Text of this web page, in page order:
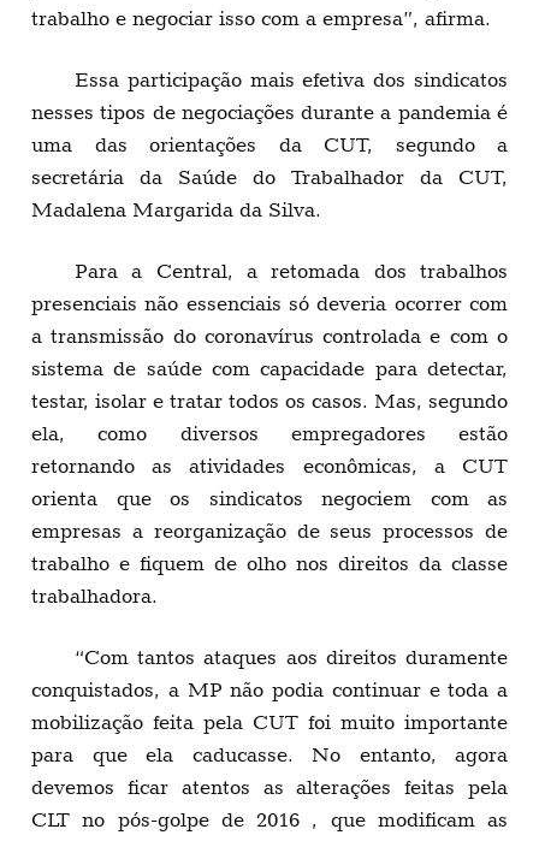
trabalho e negociar isso com a empresa”, afirma.
Essa participação mais efetiva dos sindicatos
nesses tipos de negociações durante a pandemia é
uma das orientações da CUT, segundo a
secretária da Saúde do Trabalhador da CUT,
Madalena Margarida da Silva.
Para a Central, a retomada dos trabalhos
presenciais não essenciais só deveria ocorrer com
a transmissão do coronavírus controlada e com o
sistema de saúde com capacidade para detectar,
testar, isolar e tratar todos os casos. Mas, segundo
ela, como diversos empregadores estão
retornando as atividades econômicas, a CUT
orienta que os sindicatos negociem com as
empresas a reorganização de seus processos de
trabalho e fiquem de olho nos direitos da classe
trabalhadora.
“Com tantos ataques aos direitos duramente
conquistados, a MP não podia continuar e toda a
mobilização feita pela CUT foi muito importante
para que ela caducasse. No entanto, agora
devemos ficar atentos as alterações feitas pela
CLT no pós-golpe de 2016 , que modificam as